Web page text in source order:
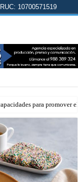
10700571519
para promover